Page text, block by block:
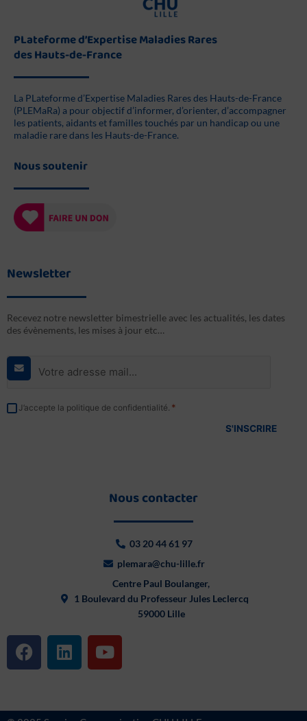
PLateforme d’Expertise Maladies Rares
des Hauts-de-France
La PLateforme d’Expertise Maladies Rares des Hauts-de-France
(PLEMaRa) a pour objectif d’informer, d’orienter, d’accompagner
les patients, aidants et familles touchés par un handicap ou une
maladie rare dans les Hauts-de-France.
Nous soutenir
Newsletter
Recevez notre newsletter bimestrielle avec les actualités, les dates
des évènements, les mises à jour etc…
E-
mail
RGPD
J’accepte la politique de confidentialité. *
Nous contacter
03 20 44 61 97
plemara@chu-lille.fr
Centre Paul Boulanger,
1 Boulevard du Professeur Jules Leclercq
59000 Lille
F
a
b
L
i
e
Y
o
u